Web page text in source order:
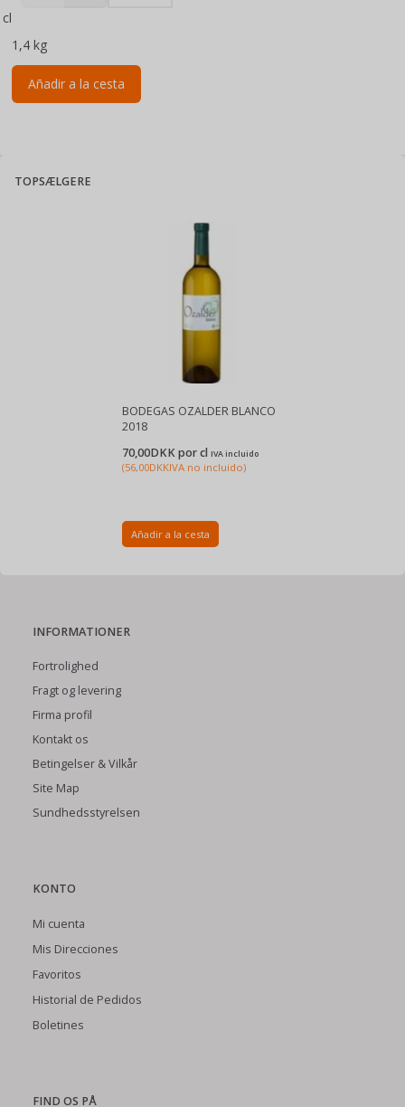
cl
1,4 kg
Añadir a la cesta
TOPSÆLGERE
BODEGAS OZALDER BLANCO
2018
70,00DKK porcl IVA incluido
(56,00DKKIVA no incluido)
Añadir a la cesta
INFORMATIONER
Fortrolighed
Fragt og levering
Firma profil
Kontakt os
Betingelser & Vilkår
Site Map
Sundhedsstyrelsen
KONTO
Mi cuenta
Mis Direcciones
Favoritos
Historial de Pedidos
Boletines
FIND OS PÅ